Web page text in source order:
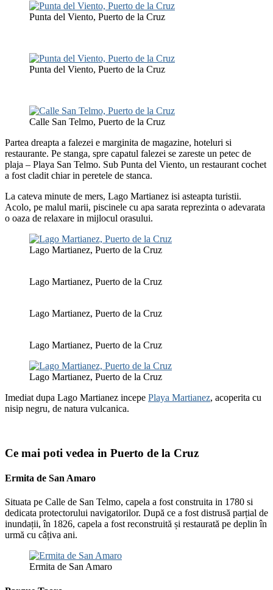
Punta del Viento, Puerto de la Cruz
Punta del Viento, Puerto de la Cruz
Calle San Telmo, Puerto de la Cruz
Partea dreapta a falezei e marginita de magazine, hoteluri si
restaurante. Pe stanga, spre capatul falezei se zareste un petec de
plaja – Playa San Telmo. Sub Punta del Viento, un restaurant cochet
a fost cladit chiar in peretele de stanca.
La cateva minute de mers, Lago Martianez isi asteapta turistii.
Acolo, pe malul marii, piscinele cu apa sarata reprezinta o adevarata
o oaza de relaxare in mijlocul orasului.
Lago Martianez, Puerto de la Cruz
Lago Martianez, Puerto de la Cruz
Lago Martianez, Puerto de la Cruz
Lago Martianez, Puerto de la Cruz
Lago Martianez, Puerto de la Cruz
Imediat dupa Lago Martianez incepe Playa Martianez, acoperita cu
nisip negru, de natura vulcanica.
Ce mai poti vedea in Puerto de la Cruz
Ermita de San Amaro
Situata pe Calle de San Telmo, capela a fost construita in 1780 si
dedicata protectorului navigatorilor. După ce a fost distrusă parțial de
inundații, în 1826, capela a fost reconstruită și restaurată pe deplin în
urmă cu câțiva ani.
Ermita de San Amaro